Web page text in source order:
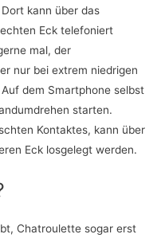
kann über das
Eck telefoniert
mal, der
nur bei extrem niedrigen
dem Smartphone selbst
starten.
Kontaktes, kann über
Eck losgelegt werden.
Chatroulette sogar erst